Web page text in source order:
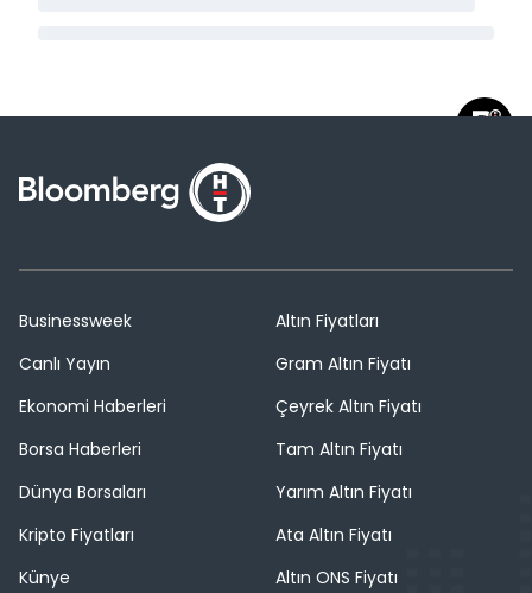
Businessweek
Canlı Yayın
Ekonomi Haberleri
Borsa Haberleri
Dünya Borsaları
Kripto Fiyatları
Künye
Altın Fiyatları
Gram Altın Fiyatı
Çeyrek Altın Fiyatı
Tam Altın Fiyatı
Yarım Altın Fiyatı
Ata Altın Fiyatı
Altın ONS Fiyatı